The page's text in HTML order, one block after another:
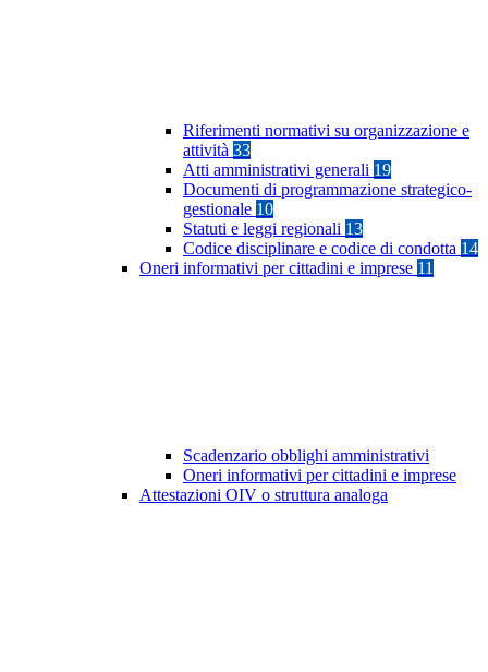
Riferimenti normativi su organizzazione e
attività 33
Atti amministrativi generali 19
Documenti di programmazione strategico-
gestionale 10
Statuti e leggi regionali 13
Codice disciplinare e codice di condotta 14
Oneri informativi per cittadini e imprese 11
Scadenzario obblighi amministrativi
Oneri informativi per cittadini e imprese
Attestazioni OIV o struttura analoga